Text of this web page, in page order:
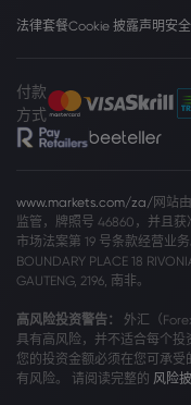
法律套餐Cookie 披露声明 安
付款
方式
www.markets.com/za/网站
监管，牌照号 46860，并且获
市场法案第 19 号条款经营业
BOUNDARY PLACE 18
GAUTENG, 2196, 南非。
高风险投资警告：
外汇（
具有高风险，并不适合每个
您的投资金额必须在您可承
有风险。 请阅读完整的 风险